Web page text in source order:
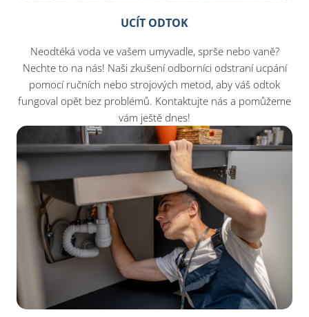
UCÍT ODTOK
Neodtéká voda ve vašem umyvadle, sprše nebo vaně?
Nechte to na nás! Naši zkušení odborníci odstraní ucpání
pomocí ručních nebo strojových metod, aby váš odtok
fungoval opět bez problémů. Kontaktujte nás a pomůžeme
vám ještě dnes!​